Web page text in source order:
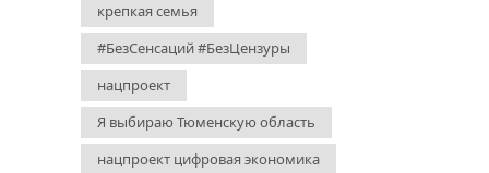
крепкая семья
#БезСенсаций #БезЦензуры
нацпроект
Я выбираю Тюменскую область
нацпроект цифровая экономика